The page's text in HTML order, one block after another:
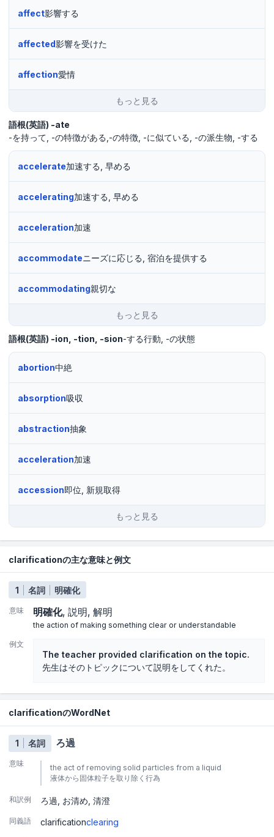
affect影響する
affected影響を受けた
affection愛情
もっと見る
語根(英語) -ate
-を持って -の特徴がある,-の特徴 -に似ている -の派生物 -する
accelerate加速する, 早める
accelerating加速する, 早める
acceleration加速
accommodateニーズに応じる, 宿泊を提供する
accommodating親切な
もっと見る
語根(英語) -ion, -tion, -sion-する行動 -の状態
abortion中絶
absorption吸収
abstraction抽象
acceleration加速
accession即位, 新規取得
もっと見る
clarificationの主な意味と例文
1 名詞 明確化
意味 明確化 説明 解明
the action of making something clear or understandable
例文
The teacher provided clarification on the topic.
先生はそのトピックについて説明をしてくれた。
clarificationのWordNet
1 名詞 ろ過
意味
the act of removing solid particles from a liquid
液体から固体粒子を取り除く行為
和訳例 ろ過 お清め 清澄
同義語 clarificationclearing